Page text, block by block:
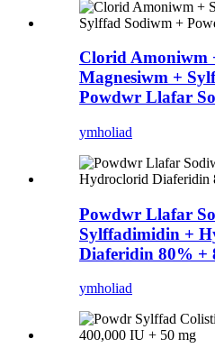
Clorid Amoniwm
Magnesiwm +
Powdwr Llafar
ymholiad
Powdwr Llafar
Sylffadimidin +
Diaferidin 80% +
ymholiad